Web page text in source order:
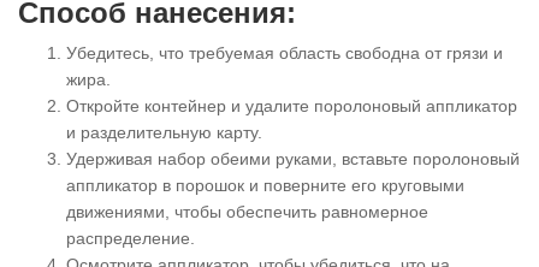
Способ нанесения:
Убедитесь, что требуемая область свободна от грязи и
жира.
Откройте контейнер и удалите поролоновый аппликатор
и разделительную карту.
Удерживая набор обеими руками, вставьте поролоновый
аппликатор в порошок и поверните его круговыми
движениями, чтобы обеспечить равномерное
распределение.